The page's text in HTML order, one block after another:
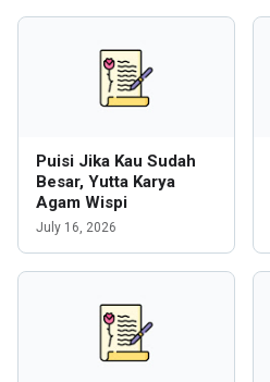
Puisi Jika Kau Sudah
Besar, Yutta Karya
Agam Wispi
July 16, 2026